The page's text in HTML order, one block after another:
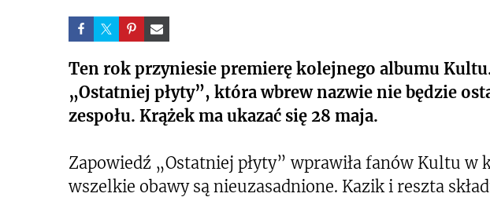
Ten rok przyniesie premierę kolejnego albumu
„Ostatniej płyty”, która wbrew nazwie nie będzie
zespołu. Krążek ma ukazać się 28 maja.
Zapowiedź „Ostatniej płyty” wprawiła fanów Kultu w
wszelkie obawy są nieuzasadnione. Kazik i reszta